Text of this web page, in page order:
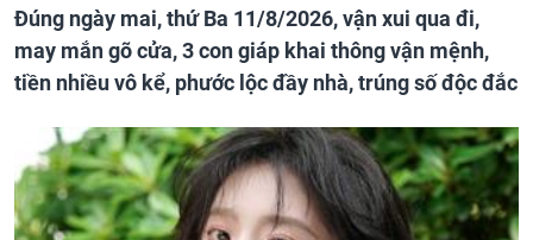
Đúng ngày mai, thứ Ba 11/8/2026, vận xui qua đi,
may mắn gõ cửa, 3 con giáp khai thông vận mệnh,
tiền nhiều vô kể, phước lộc đầy nhà, trúng số độc đắc